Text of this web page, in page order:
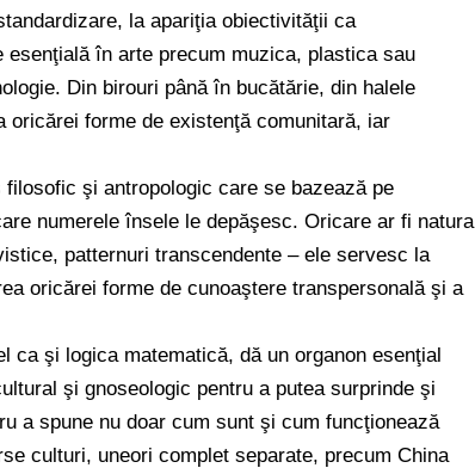
la apariţia obiectivităţii ca
în arte precum muzica, plastica sau
Din birouri până în bucătărie, din halele
oricărei forme de existenţă comunitară, iar
şi antropologic care se bazează pe
numerele însele le depăşesc. Oricare ar fi natura
patternuri transcendente – ele servesc la
oricărei forme de cunoaştere transpersonală şi a
ca şi logica matematică, dă un organon esenţial
şi gnoseologic pentru a putea surprinde şi
a spune nu doar cum sunt şi cum funcţionează
culturi, uneori complet separate, precum China